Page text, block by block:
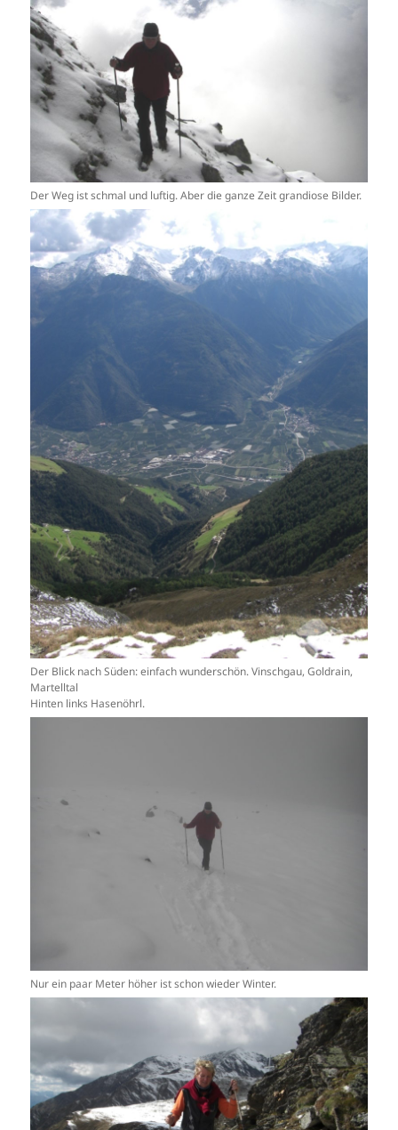
Der Weg ist schmal und luftig. Aber die ganze Zeit grandiose Bilder.
Der Blick nach Süden: einfach wunderschön. Vinschgau, Goldrain,
Martelltal
Hinten links Hasenöhrl.
Nur ein paar Meter höher ist schon wieder Winter.